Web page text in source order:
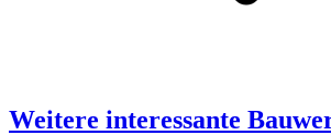
Weitere interessante